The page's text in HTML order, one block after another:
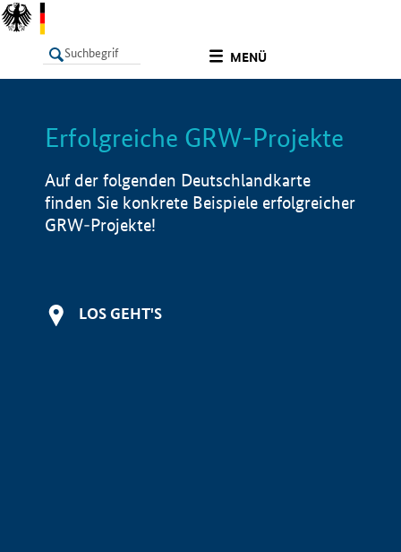
MENÜ
LISTE Info
Erfolgreiche GRW-Projekte
Auf der folgenden Deutschlandkarte
finden Sie konkrete Beispiele erfolgreicher
GRW-Projekte!
LOS GEHT'S